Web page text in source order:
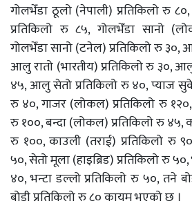
गोलभेँडा ठूलो (नेपाली) प्रतिकिलो रु
प्रतिकिलो रु ८५, गोलभेँडा सानो
गोलभेँडा सानो (टनेल) प्रतिकिलो रु ३०,
आलु रातो (भारतीय) प्रतिकिलो रु ३०,
४५, आलु सेतो प्रतिकिलो रु ४०, प्याज
रु ४०, गाजर (लोकल) प्रतिकिलो रु १२०,
रु १००, बन्दा (लोकल) प्रतिकिलो रु ४५,
रु १००, काउली (तराई) प्रतिकिलो रु
५०, सेतो मूला (हाइब्रिड) प्रतिकिलो रु
४०, भन्टा डल्लो प्रतिकिलो रु ५०, तने
बोडी प्रतिकिलो रु ८० कायम भएको छ ।